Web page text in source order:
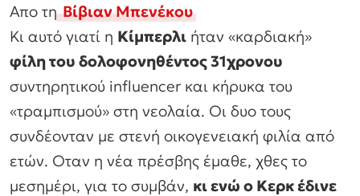
Απο τηΒίβιαν Μπενέκου
Κι αυτό γιατί η Κίμπερλι ήταν «καρδιακή»
φίλη του δολοφονηθέντος 31χρονου
συντηρητικού influencer και κήρυκα του
«τραμπισμού» στη νεολαία. Οι δυο τους
συνδέονταν με στενή οικογενειακή φιλία από
ετών. Οταν η νέα πρέσβης έμαθε, χθες το
μεσημέρι, για το συμβάν, κι ενώ ο Κερκ έδινε